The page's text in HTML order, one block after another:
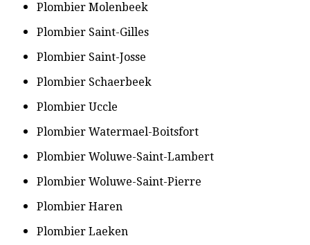
​Plombier Molenbeek
​Plombier Saint-Gilles
​Plombier Saint-Josse
​Plombier Schaerbeek
​Plombier Uccle
​Plombier Watermael-Boitsfort
​Plombier Woluwe-Saint-Lambert
​Plombier Woluwe-Saint-Pierre
​Plombier Haren
​Plombier Laeken